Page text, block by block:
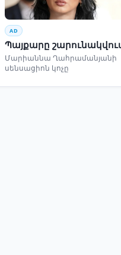
AD
Պայքարը
Մարիաննա Ղահրամանյանի
սենսացիոն կոչը